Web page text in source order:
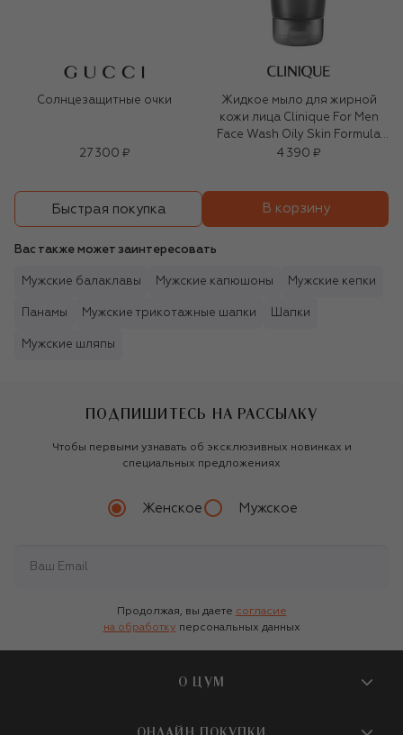
Солнцезащитные очки
27 300 ₽
Жидкое мыло для жирной
кожи лица Clinique For Men
Face Wash Oily Skin Formula
(200ml)
4 390 ₽
Быстрая покупка В корзину
Вас также может заинтересовать
Мужские балаклавы Мужские капюшоны Мужские кепки
Панамы Мужские трикотажные шапки Шапки
Мужские шляпы
ПОДПИШИТЕСЬ НА РАССЫЛКУ
Чтобы первыми узнавать об эксклюзивных новинках и
специальных предложениях
Женское Мужское
Продолжая, вы даете согласие
на обработку персональных данных
О ЦУМ
О магазине